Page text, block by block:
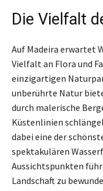
Die Vielfalt
Auf Madeira erwartet
Vielfalt an Flora und
einzigartigen
unberührte Natur
durch malerische
Küstenlinien
dabei eine der
spektakulären
Aussichtspunkten
Landschaft zu